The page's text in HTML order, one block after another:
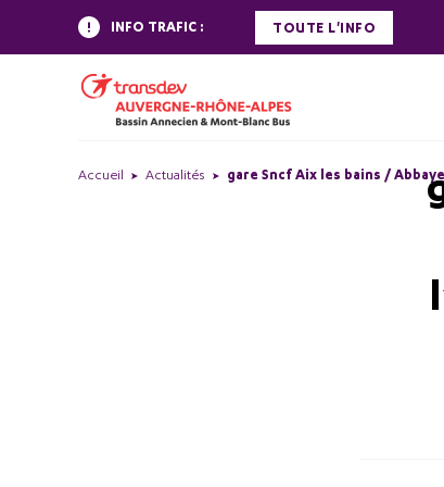
INFO TRAFIC : TOUTE L'INFO
Accueil Actualités gare Sncf Aix les bains /